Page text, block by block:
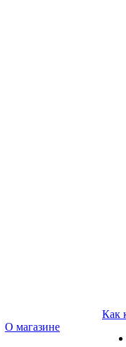
О магазине
Как